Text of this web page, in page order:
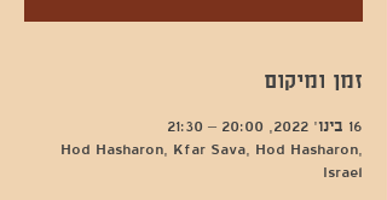
זמן ומיקום
16 בינו׳ 2022, 20:00 – 21:30
Hod Hasharon, Kfar Sava, Hod Hasharon,
Israel